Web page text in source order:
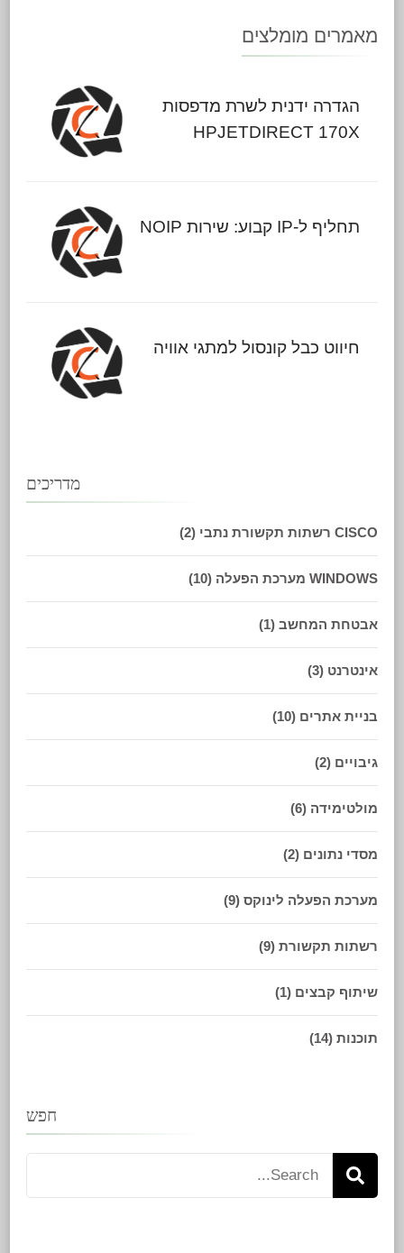
מאמרים מומלצים
הגדרה ידנית לשרת מדפסות
HPJETDIRECT 170X
תחליף ל-IP קבוע: שירות NOIP
חיווט כבל קונסול למתגי אוויה
מדריכים
CISCO רשתות תקשורת נתבי (2)
WINDOWS מערכת הפעלה (10)
אבטחת המחשב (1)
אינטרנט (3)
בניית אתרים (10)
גיבויים (2)
מולטימידה (6)
מסדי נתונים (2)
מערכת הפעלה לינוקס (9)
רשתות תקשורת (9)
שיתוף קבצים (1)
תוכנות (14)
חפש